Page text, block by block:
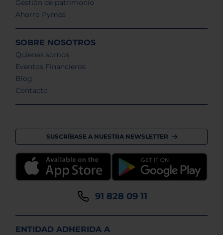
Gestión de patrimonio
Ahorro Pymes
SOBRE NOSOTROS
Quienes somos
Eventos Financieros
Blog
Contacto
SUSCRÍBASE A NUESTRA NEWSLETTER
91 828 09 11
ENTIDAD ADHERIDA A